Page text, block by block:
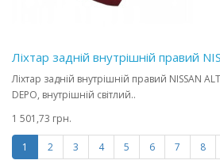
Ліхтар задній внутрішній правий
Ліхтар задній внутрішній правий NISSAN
DEPO, внутрішній світлий..
1 501,73 грн.
1 2 3 4 5 6 7 8